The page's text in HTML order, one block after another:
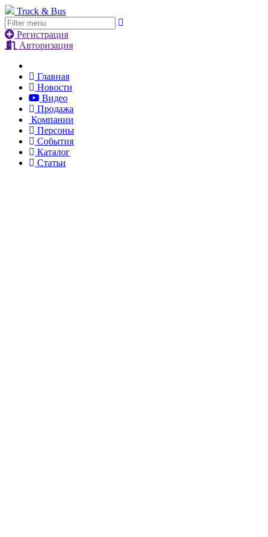
Truck & Bus
Регистрация
Авторизация
Главная
Новости
Видео
Продажа
Компании
Персоны
События
Каталог
Статьи